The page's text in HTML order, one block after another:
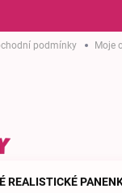
podmínky Moje
REALISTICKÉ